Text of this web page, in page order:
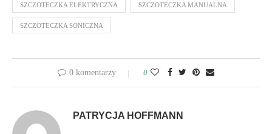
SZCZOTECZKA ELEKTRYCZNA SZCZOTECZKA MANUALNA
SZCZOTECZKA SONICZNA
0 komentarzy 0
PATRYCJA HOFFMANN